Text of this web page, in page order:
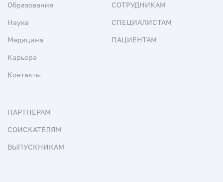
Образование
Наука
Медицина
Карьера
Контакты
СОТРУДНИКАМ
СПЕЦИАЛИСТАМ
ПАЦИЕНТАМ
ПАРТНЕРАМ
СОИСКАТЕЛЯМ
ВЫПУСКНИКАМ